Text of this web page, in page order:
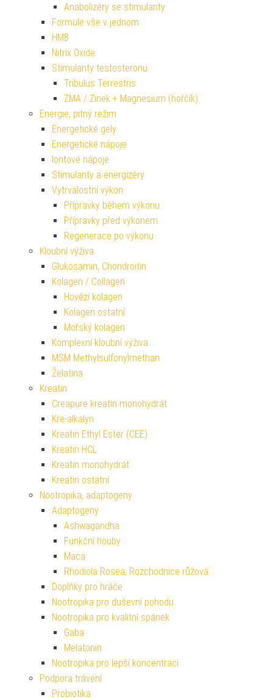
Anabolizéry se stimulanty
Formule vše v jednom
HMB
Nitrix Oxide
Stimulanty testosteronu
Tribulus Terrestris
ZMA / Zinek + Magnesium (hořčík)
Energie, pitný režim
Energetické gely
Energetické nápoje
Iontové nápoje
Stimulanty a energizéry
Vytrvalostní výkon
Přípravky během výkonu
Přípravky před výkonem
Regenerace po výkonu
Kloubní výživa
Glukosamin, Chondroitin
Kolagen / Collagen
Hovězí kolagen
Kolagen ostatní
Mořský kolagen
Komplexní kloubní výživa
MSM Methylsulfonylmethan
Želatina
Kreatin
Creapure kreatin monohydrát
Kre-alkalyn
Kreatin Ethyl Ester (CEE)
Kreatin HCL
Kreatin monohydrát
Kreatin ostatní
Nootropika, adaptogeny
Adaptogeny
Ashwagandha
Funkční houby
Maca
Rhodiola Rosea, Rozchodnice růžová
Doplňky pro hráče
Nootropika pro duševní pohodu
Nootropika pro kvalitní spánek
Gaba
Melatonin
Nootropika pro lepší koncentraci
Podpora trávení
Probiotika